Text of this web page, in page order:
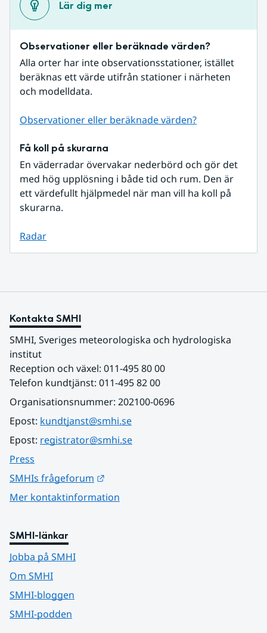
Lär dig mer
Observationer eller beräknade värden?
Alla orter har inte observationsstationer, istället
beräknas ett värde utifrån stationer i närheten
och modelldata.
Observationer eller beräknade värden?
Få koll på skurarna
En väderradar övervakar nederbörd och gör det
med hög upplösning i både tid och rum. Den är
ett värdefullt hjälpmedel när man vill ha koll på
skurarna.
Radar
Kontakta SMHI
SMHI, Sveriges meteorologiska och hydrologiska
institut
Reception och växel: 011-495 80 00
Telefon kundtjänst: 011-495 82 00
Organisationsnummer: 202100-0696
Epost: kundtjanst@smhi.se
Epost: registrator@smhi.se
Press
SMHIs frågeforum
Mer kontaktinformation
SMHI-länkar
Jobba på SMHI
Om SMHI
SMHI-bloggen
SMHI-podden